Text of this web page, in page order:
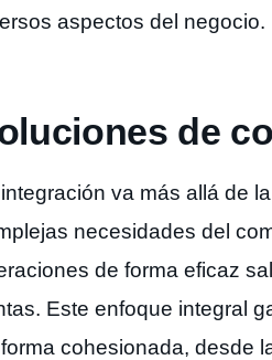
aspectos del negocio.
de
va más allá de
necesidades del
de forma eficaz
Este enfoque integral
cohesionada, desde